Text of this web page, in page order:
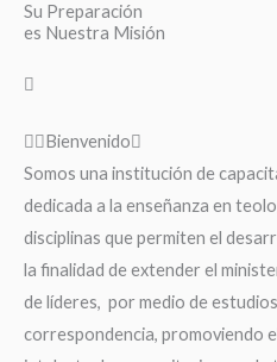
Su Preparación
es Nuestra Misión
Bienvenido
Somos una institución de
dedicada a la enseñanza en
disciplinas que permiten el
la finalidad de extender el
de líderes, por medio de
correspondencia, promoviendo